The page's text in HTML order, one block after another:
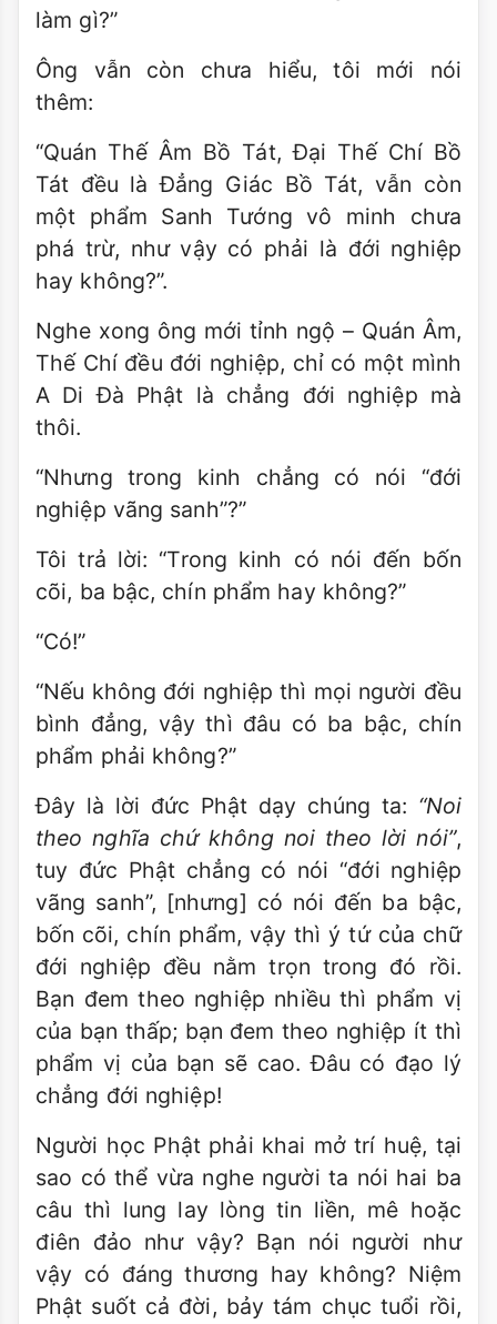
làm gì?”
Ông vẫn còn chưa hiểu, tôi mới nói
thêm:
“Quán Thế Âm Bồ Tát, Ðại Thế Chí Bồ
Tát đều là Ðẳng Giác Bồ Tát, vẫn còn
một phẩm Sanh Tướng vô minh chưa
phá trừ, như vậy có phải là đới nghiệp
hay không?”.
Nghe xong ông mới tỉnh ngộ – Quán Âm,
Thế Chí đều đới nghiệp, chỉ có một mình
A Di Ðà Phật là chẳng đới nghiệp mà
thôi.
“Nhưng trong kinh chẳng có nói “đới
nghiệp vãng sanh”?”
Tôi trả lời: “Trong kinh có nói đến bốn
cõi, ba bậc, chín phẩm hay không?”
“Có!”
“Nếu không đới nghiệp thì mọi người đều
bình đẳng, vậy thì đâu có ba bậc, chín
phẩm phải không?”
Ðây là lời đức Phật dạy chúng ta: “Noi
theo nghĩa chứ không noi theo lời nói”,
tuy đức Phật chẳng có nói “đới nghiệp
vãng sanh”, [nhưng] có nói đến ba bậc,
bốn cõi, chín phẩm, vậy thì ý tứ của chữ
đới nghiệp đều nằm trọn trong đó rồi.
Bạn đem theo nghiệp nhiều thì phẩm vị
của bạn thấp; bạn đem theo nghiệp ít thì
phẩm vị của bạn sẽ cao. Ðâu có đạo lý
chẳng đới nghiệp!
Người học Phật phải khai mở trí huệ, tại
sao có thể vừa nghe người ta nói hai ba
câu thì lung lay lòng tin liền, mê hoặc
điên đảo như vậy? Bạn nói người như
vậy có đáng thương hay không? Niệm
Phật suốt cả đời, bảy tám chục tuổi rồi,